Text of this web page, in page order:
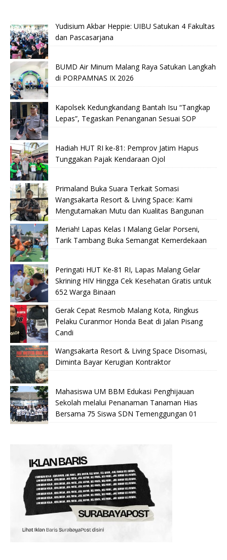
Yudisium Akbar Heppie: UIBU Satukan 4 Fakultas
dan Pascasarjana
BUMD Air Minum Malang Raya Satukan Langkah
di PORPAMNAS IX 2026
Kapolsek Kedungkandang Bantah Isu “Tangkap
Lepas”, Tegaskan Penanganan Sesuai SOP
Hadiah HUT RI ke-81: Pemprov Jatim Hapus
Tunggakan Pajak Kendaraan Ojol
Primaland Buka Suara Terkait Somasi
Wangsakarta Resort & Living Space: Kami
Mengutamakan Mutu dan Kualitas Bangunan
Meriah! Lapas Kelas I Malang Gelar Porseni,
Tarik Tambang Buka Semangat Kemerdekaan
Peringati HUT Ke-81 RI, Lapas Malang Gelar
Skrining HIV Hingga Cek Kesehatan Gratis untuk
652 Warga Binaan
Gerak Cepat Resmob Malang Kota, Ringkus
Pelaku Curanmor Honda Beat di Jalan Pisang
Candi
Wangsakarta Resort & Living Space Disomasi,
Diminta Bayar Kerugian Kontraktor
Mahasiswa UM BBM Edukasi Penghijauan
Sekolah melalui Penanaman Tanaman Hias
Bersama 75 Siswa SDN Temenggungan 01